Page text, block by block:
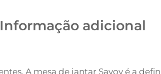
Informação adicional
A mesa de jantar Savoy é a